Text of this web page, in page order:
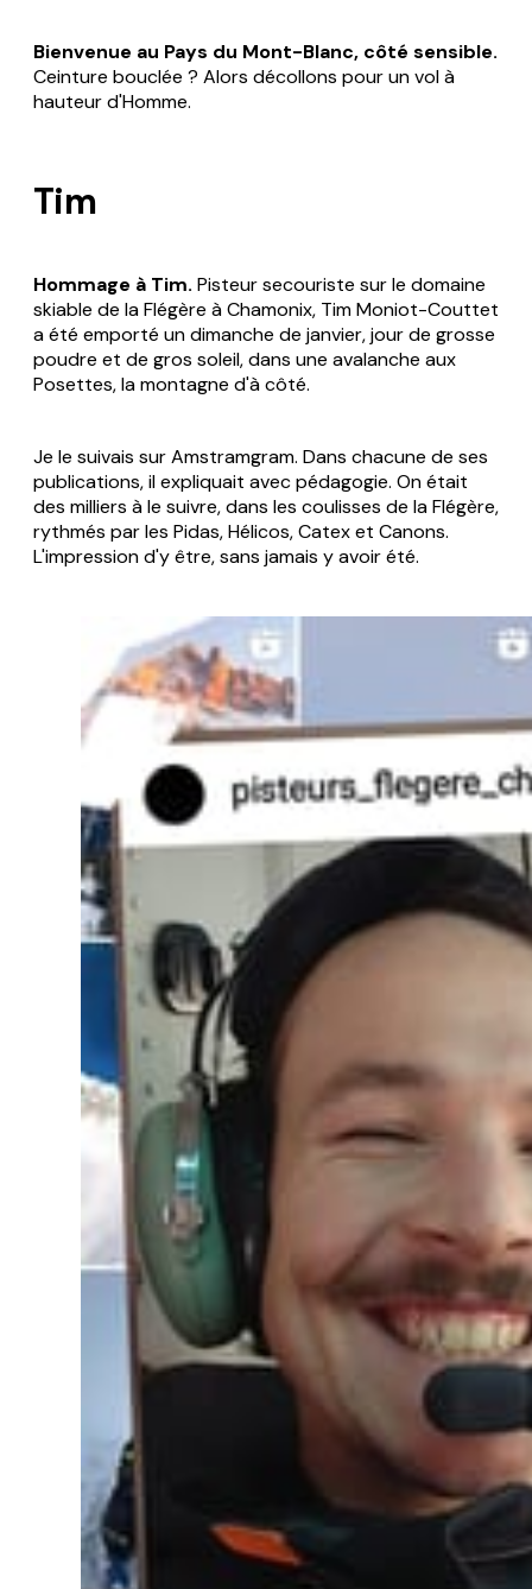
Bienvenue au Pays du Mont-Blanc, côté sensible.
Ceinture bouclée ? Alors décollons pour un vol à
hauteur d'Homme.
Tim
Hommage à Tim. Pisteur secouriste sur le domaine
skiable de la Flégère à Chamonix, Tim Moniot-Couttet
a été emporté un dimanche de janvier, jour de grosse
poudre et de gros soleil, dans une avalanche aux
Posettes, la montagne d'à côté.
Je le suivais sur Amstramgram. Dans chacune de ses
publications, il expliquait avec pédagogie. On était
des milliers à le suivre, dans les coulisses de la Flégère,
rythmés par les Pidas, Hélicos, Catex et Canons.
L'impression d'y être, sans jamais y avoir été.